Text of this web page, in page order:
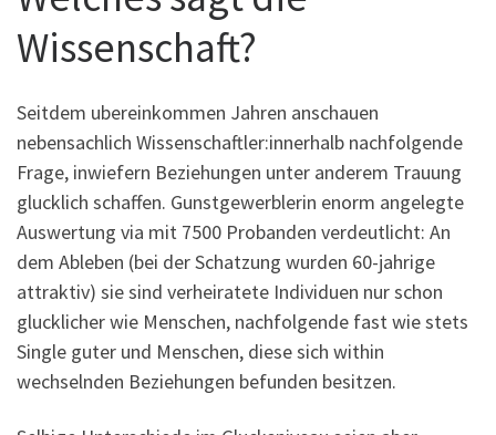
Wissenschaft?
Seitdem ubereinkommen Jahren anschauen
nebensachlich Wissenschaftler:innerhalb nachfolgende
Frage, inwiefern Beziehungen unter anderem Trauung
glucklich schaffen. Gunstgewerblerin enorm angelegte
Auswertung via mit 7500 Probanden verdeutlicht: An
dem Ableben (bei der Schatzung wurden 60-jahrige
attraktiv) sie sind verheiratete Individuen nur schon
glucklicher wie Menschen, nachfolgende fast wie stets
Single guter und Menschen, diese sich within
wechselnden Beziehungen befunden besitzen.